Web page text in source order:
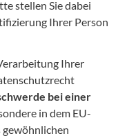
stellen Sie dabei
Ihrer Person
Ihrer
bei einer
in dem EU-